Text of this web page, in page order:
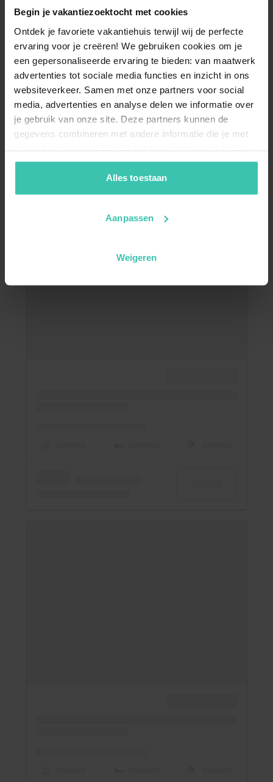
Begin je vakantiezoektocht met cookies
Ontdek je favoriete vakantiehuis terwijl wij de perfecte
ervaring voor je creëren! We gebruiken cookies om je
een gepersonaliseerde ervaring te bieden: van maatwerk
advertenties tot sociale media functies en inzicht in ons
websiteverkeer. Samen met onze partners voor social
media, advertenties en analyse delen we informatie over
je gebruik van onze site. Deze partners kunnen de
gegevens combineren met andere informatie die je met
hen hebt gedeeld of die zij hebben verzameld op basis
van je gebruik van hun diensten. Zo zorgen we ervoor dat
jouw vakantiezoektocht soepel en op maat verloopt!
Alles toestaan
Aanpassen
Weigeren